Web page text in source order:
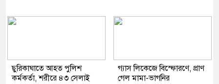
ছুরিকাঘাতে আহত পুলিশ
কর্মকর্তা, শরীরে ৪৩ সেলাই
গ্যাস লিকেজে বিস্ফোরণে, প্রাণ
গেল মামা-ভাগনির